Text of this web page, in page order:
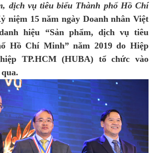
dịch vụ tiêu biểu Thành phố Hồ Chí
niệm 15 năm ngày Doanh nhân Việt
hiệu “Sản phẩm, dịch vụ tiêu
Hồ Chí Minh” năm 2019 do Hiệp
TP.HCM (HUBA) tổ chức vào